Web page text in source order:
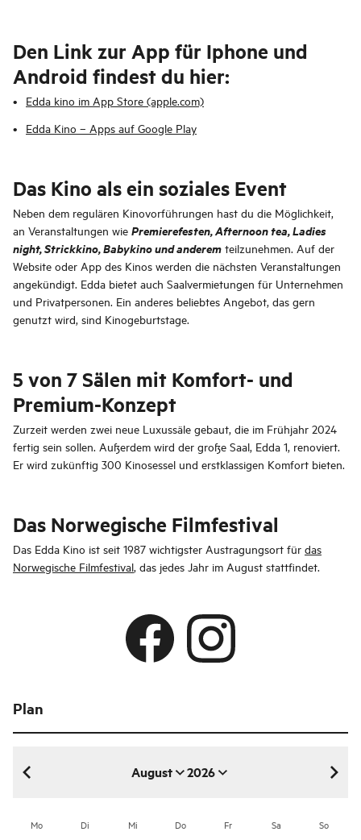
Den Link zur App für Iphone und
Android findest du hier:
Edda kino im App Store (apple.com)
Edda Kino – Apps auf Google Play
Das Kino als ein soziales Event
Neben dem regulären Kinovorführungen hast du die Möglichkeit,
an Veranstaltungen wie Premierefesten, Afternoon tea, Ladies
night, Strickkino, Babykino und anderem teilzunehmen. Auf der
Website oder App des Kinos werden die nächsten Veranstaltungen
angekündigt. Edda bietet auch Saalvermietungen für Unternehmen
und Privatpersonen. Ein anderes beliebtes Angebot, das gern
genutzt wird, sind Kinogeburtstage.
5 von 7 Sälen mit Komfort- und
Premium-Konzept
Zurzeit werden zwei neue Luxussäle gebaut, die im Frühjahr 2024
fertig sein sollen. Außerdem wird der große Saal, Edda 1, renoviert.
Er wird zukünftig 300 Kinosessel und erstklassigen Komfort bieten.
Das Norwegische Filmfestival
Das Edda Kino ist seit 1987 wichtigster Austragungsort für das
Norwegische Filmfestival, das jedes Jahr im August stattfindet.
Plan
August 2026
August 2026
Mo Di Mi Do Fr Sa So